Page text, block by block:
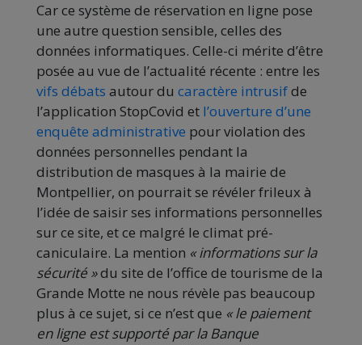
Car ce système de réservation en ligne pose
une autre question sensible, celles des
données informatiques. Celle-ci mérite d’être
posée au vue de l’actualité récente : entre les
vifs débats autour du caractère intrusifde
l’application StopCovid et l’ouverture d’une
enquête administrative pour violation des
données personnelles pendant la
distribution de masques à la mairie de
Montpellier, on pourrait se révéler frileux à
l’idée de saisir ses informations personnelles
sur ce site, et ce malgré le climat pré-
caniculaire. La mention « informations sur la
sécurité »du site de l’office de tourisme de la
Grande Motte ne nous révèle pas beaucoup
plus à ce sujet, si ce n’est que « le paiement
en ligne est supporté par la Banque